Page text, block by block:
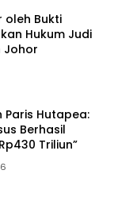
oleh Bukti
Hukum Judi
Johor
Paris Hutapea:
Berhasil
Triliun”